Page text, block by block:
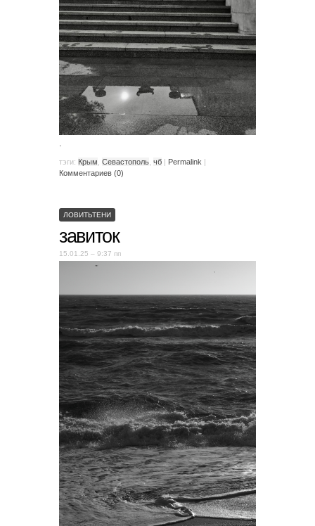
.
тэги: Крым Севастополь чб | Permalink |
Комментариев (0)
ЛОВИТЬТЕНИ
завиток
15.01.25 – 9:37 пп